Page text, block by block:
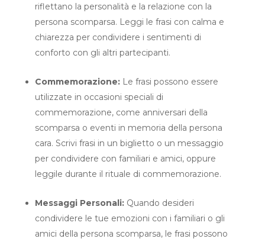
riflettano la personalità e la relazione con la
persona scomparsa. Leggi le frasi con calma e
chiarezza per condividere i sentimenti di
conforto con gli altri partecipanti.
Commemorazione:Le frasi possono essere
utilizzate in occasioni speciali di
commemorazione, come anniversari della
scomparsa o eventi in memoria della persona
cara. Scrivi frasi in un biglietto o un messaggio
per condividere con familiari e amici, oppure
leggile durante il rituale di commemorazione.
Messaggi Personali:Quando desideri
condividere le tue emozioni con i familiari o gli
amici della persona scomparsa, le frasi possono